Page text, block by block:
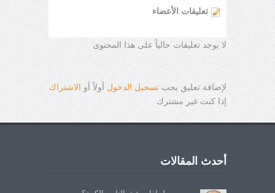
تعليقات الأعضاء
لا يوجد تعليقات حالياً على هذا المحتوى
لإضافة تعليق يجبتسجيل الدخول أولاً أو
الاشتراك
إذا كنت غير مشترك
أحدث المقالات